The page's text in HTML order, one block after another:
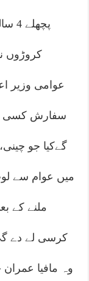
کروڑوں
عوامی وزیر
سفارش کسی
گےکیا جو
میں عوام سے
ملنے کے
کرسی لے دے
وہ مافیا عمران